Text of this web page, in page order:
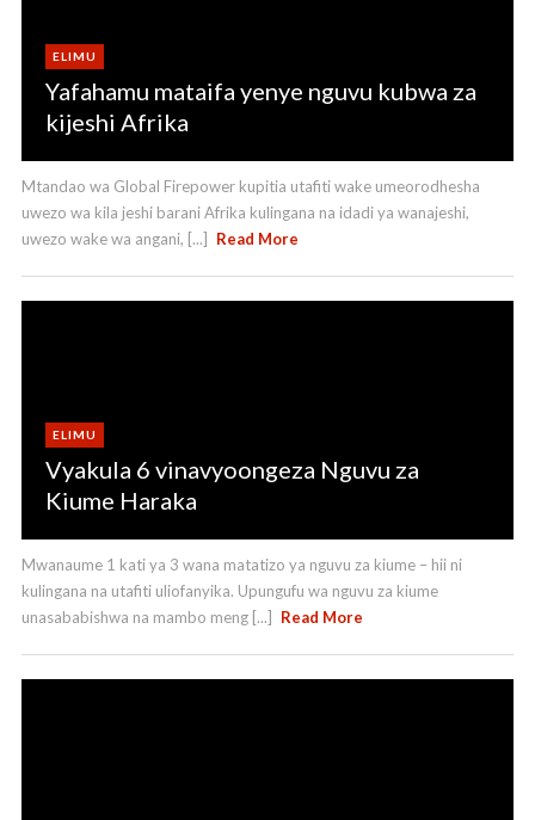
ELIMU
Yafahamu mataifa yenye nguvu kubwa za
kijeshi Afrika
Mtandao wa Global Firepower kupitia utafiti wake umeorodhesha
uwezo wa kila jeshi barani Afrika kulingana na idadi ya wanajeshi,
uwezo wake wa angani, [...]
Read More
ELIMU
Vyakula 6 vinavyoongeza Nguvu za
Kiume Haraka
Mwanaume 1 kati ya 3 wana matatizo ya nguvu za kiume – hii ni
kulingana na utafiti uliofanyika. Upungufu wa nguvu za kiume
unasababishwa na mambo meng [...]
Read More